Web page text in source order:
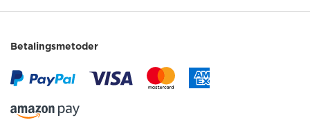
Betalingsmetoder